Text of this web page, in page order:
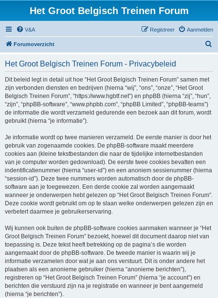
Het Groot Belgisch Treinen Forum
V&A Aanmelden
Registreer
Forumoverzicht
Het Groot Belgisch Treinen Forum - Privacybeleid
Dit beleid legt in detail uit hoe “Het Groot Belgisch Treinen Forum” samen met
zijn verbonden diensten en bedrijven (hierna “wij”, “ons”, “onze”, “Het Groot
Belgisch Treinen Forum”, “https://www.hgbtf.net”) en phpBB (hierna “zij”, “hun”,
“zijn”, “phpBB-software”, “www.phpbb.com”, “phpBB Limited”, “phpBB-teams”)
de informatie die wordt verzameld gedurende een bezoek aan dit forum, wordt
gebruikt (hierna “je informatie”).
Je informatie wordt op twee manieren verzameld. De eerste manier is door het
gebruik van zogenaamde cookies. De phpBB-software maakt meerdere
cookies aan (kleine tekstbestanden die naar de tijdelijke internetbestanden
van je computer worden gedownload). De eerste twee cookies bevatten een
indentificatienummer (hierna “user-id”) en een anoniem sessienummer (hierna
“session-id”). Deze twee nummers worden automatisch door de phpBB-
software aan je toegewezen. Een derde cookie zal worden aangemaakt
wanneer je onderwerpen hebt gelezen op “Het Groot Belgisch Treinen Forum”.
Deze cookie wordt gebruikt om op te slaan welke onderwerpen gelezen zijn en
verbetert daarmee je gebruikerservaring.
Wij kunnen ook buiten de phpBB-software cookies aanmaken wanneer je “Het
Groot Belgisch Treinen Forum” bezoekt, hoewel dit document daarop niet van
toepassing is. Deze tekst heeft betrekking op de pagina’s die worden
aangemaakt door de phpBB-software. De tweede manier is waarin wij je
informatie verzamelen door wat je aan ons verstuurt. Dit is onder andere het
plaatsen als een anonieme gebruiker (hierna “anonieme berichten”),
registreren op “Het Groot Belgisch Treinen Forum” (hierna “je account”) en
berichten die verstuurd zijn na je registratie en wanneer je bent aangemeld
(hierna “je berichten”).